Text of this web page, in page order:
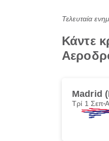
Τελευταία
Κάντε
Madrid
Τρί 1 Σεπ